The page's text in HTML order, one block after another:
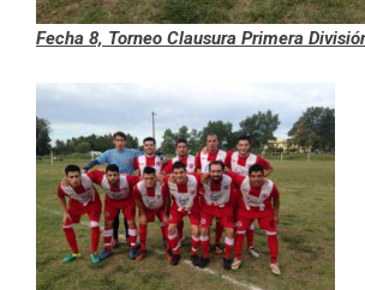
Fecha 8, Torneo Clausura Primera